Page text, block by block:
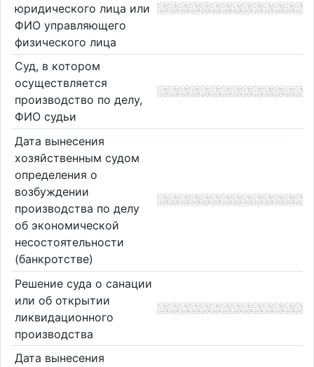
юридического лица или
ФИО управляющего
физического лица
Суд, в котором
осуществляется
производство по делу,
ФИО судьи
Дата вынесения
хозяйственным судом
определения о
возбуждении
производства по делу
об экономической
несостоятельности
(банкротстве)
Решение суда о санации
или об открытии
ликвидационного
производства
Дата вынесения